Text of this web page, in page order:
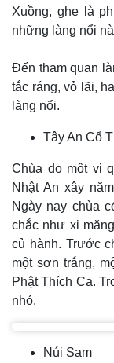
Xuồng, ghe là
những làng nổi
Đến tham quan
tắc ráng, vỏ lãi,
làng nổi.
Tây An Cổ
Chùa do một vị
Nhật An xây
Ngày nay chùa
chắc như xi
củ hành. Trước
một sơn trắng,
Phật Thích Ca.
nhỏ.
Núi Sam